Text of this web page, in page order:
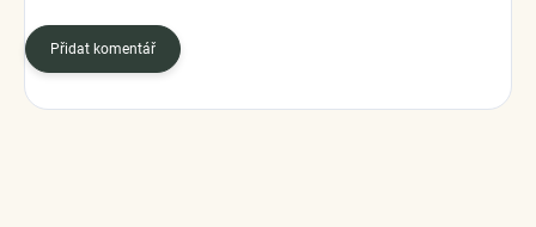
Přidat komentář